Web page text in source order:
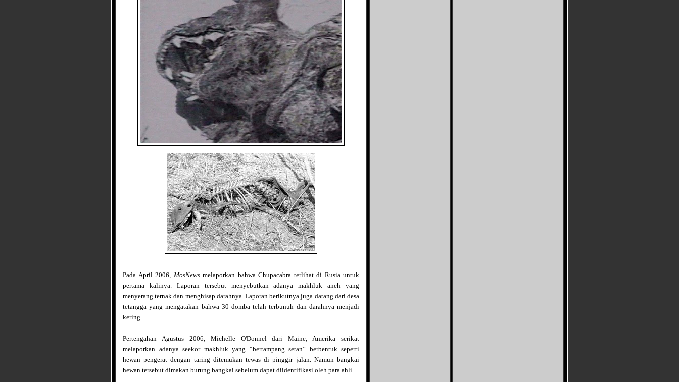
Pada April 2006, MosNewsmelaporkan bahwa Chupacabra terlihat di Rusia untuk
pertama kalinya. Laporan tersebut menyebutkan adanya makhluk aneh yang
menyerang ternak dan menghisap darahnya. Laporan berikutnya juga datang dari desa
tetangga yang mengatakan bahwa 30 domba telah terbunuh dan darahnya menjadi
kering.
Pertengahan Agustus 2006, Michelle O'Donnel dari Maine, Amerika serikat
melaporkan adanya seekor makhluk yang “bertampang setan” berbentuk seperti
hewan pengerat dengan taring ditemukan tewas di pinggir jalan. Namun bangkai
hewan tersebut dimakan burung bangkai sebelum dapat diidentifikasi oleh para ahli.